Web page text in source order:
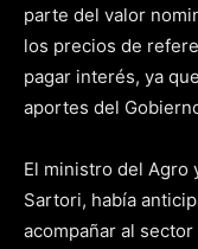
parte del valor
los precios de
pagar interés, ya
aportes del
El ministro del Agro
Sartori, había
acompañar al